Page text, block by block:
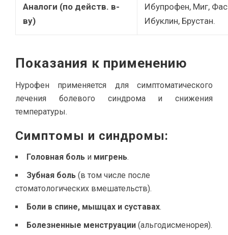
Аналоги (по действ. в-
ву)
Ибупрофен, Миг,
Ибуклин, Брустан.
Показания к применению
Нурофен применяется для симптоматического
лечения болевого синдрома и снижения
температуры.
Симптомы и синдромы:
Головная боль и мигрень.
Зубная боль (в том числе после
стоматологических вмешательств).
Боли в спине, мышцах и суставах.
Болезненные менструации (альгодисменорея).